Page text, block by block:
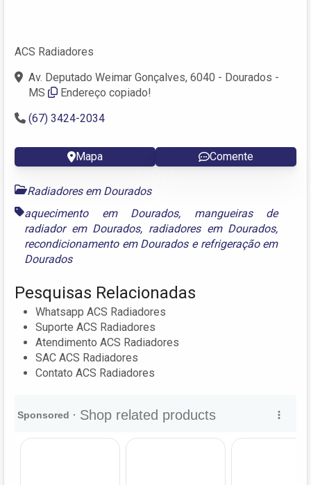
ACS Radiadores
Av. Deputado Weimar Gonçalves, 6040 - Dourados -
MS
Endereço copiado!
(67) 3424-2034
Mapa Comente
Radiadores em Dourados
aquecimento em Dourados, mangueiras de
radiador em Dourados, radiadores em Dourados,
recondicionamento em Douradose refrigeração em
Dourados
Pesquisas Relacionadas
Whatsapp ACS Radiadores
Suporte ACS Radiadores
Atendimento ACS Radiadores
SAC ACS Radiadores
Contato ACS Radiadores